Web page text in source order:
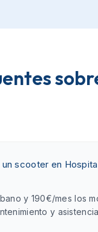
scooter en
y 190€/mes los
y